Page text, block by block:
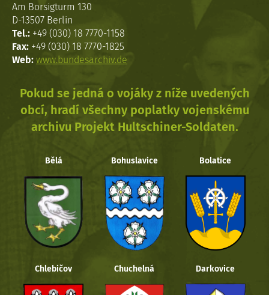
Am Borsigturm 130
D-13507 Berlin
Tel.: +49 (030) 18 7770-1158
Fax: +49 (030) 18 7770-1825
Web: www.bundesarchiv.de
Pokud se jedná o vojáky z níže uvedených
obcí, hradí všechny poplatky vojenskému
archivu Projekt Hultschiner-Soldaten.
Bělá Bohuslavice Bolatice
Chlebičov Chuchelná Darkovice